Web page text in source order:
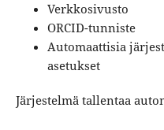
Verkkosivusto
ORCID-tunniste
Automaattisia
asetukset
Järjestelmä tallentaa